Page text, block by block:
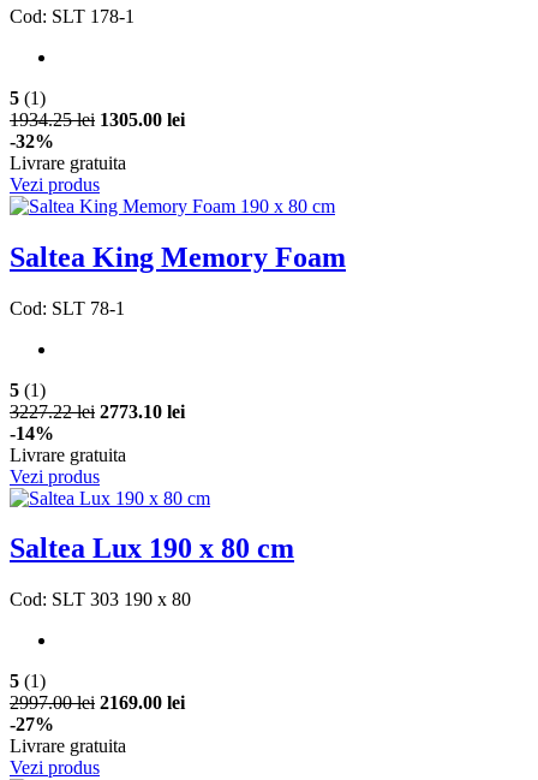
Cod: SLT 178-1
5 (1)
1934.25 lei 1305.00 lei
-32%
Livrare gratuita
Vezi produs
Saltea King Memory Foam
Cod: SLT 78-1
5 (1)
3227.22 lei 2773.10 lei
-14%
Livrare gratuita
Vezi produs
Saltea Lux 190 x 80 cm
Cod: SLT 303 190 x 80
5 (1)
2997.00 lei 2169.00 lei
-27%
Livrare gratuita
Vezi produs